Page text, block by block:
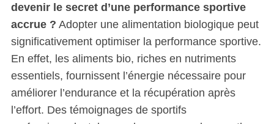
devenir le secret d’une performance sportive
accrue ? Adopter une alimentation biologique peut
significativement optimiser la performance sportive.
En effet, les aliments bio, riches en nutriments
essentiels, fournissent l’énergie nécessaire pour
améliorer l’endurance et la récupération après
l’effort. Des témoignages de sportifs